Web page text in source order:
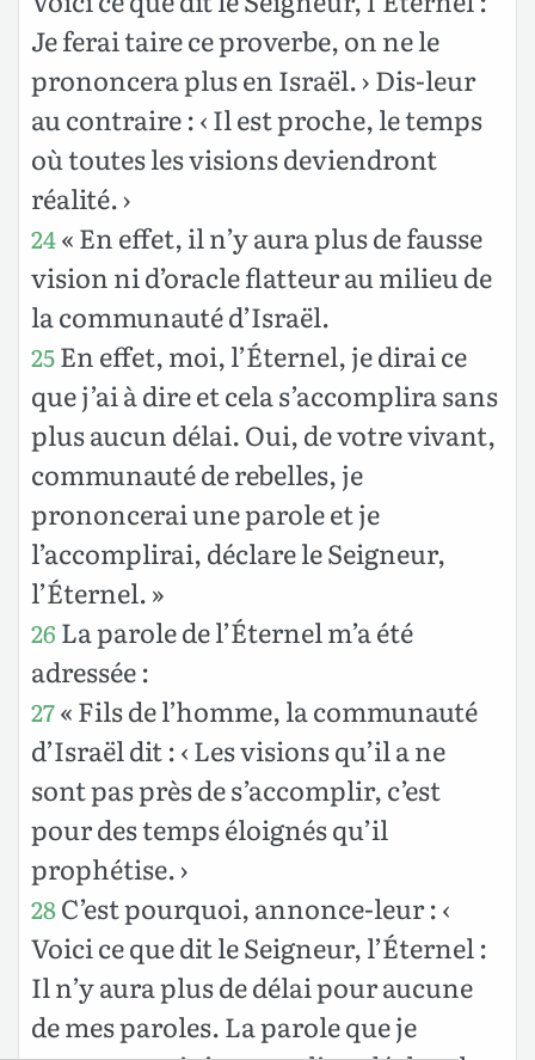
Je ferai taire ce proverbe, on ne le
prononcera plus en Israël. › Dis-leur
au contraire : ‹ Il est proche, le temps
où toutes les visions deviendront
réalité. ›
24« En effet, il n’y aura plus de fausse
vision ni d’oracle flatteur au milieu de
la communauté d’Israël.
25En effet, moi, l’Éternel, je dirai ce
que j’ai à dire et cela s’accomplira sans
plus aucun délai. Oui, de votre vivant,
communauté de rebelles, je
prononcerai une parole et je
l’accomplirai, déclare le Seigneur,
l’Éternel. »
26 La parole de l’Éternel m’a été
adressée :
27« Fils de l’homme, la communauté
d’Israël dit : ‹ Les visions qu’il a ne
sont pas près de s’accomplir, c’est
pour des temps éloignés qu’il
prophétise. ›
28C’est pourquoi, annonce-leur : ‹
Voici ce que dit le Seigneur, l’Éternel :
Il n’y aura plus de délai pour aucune
de mes paroles. La parole que je